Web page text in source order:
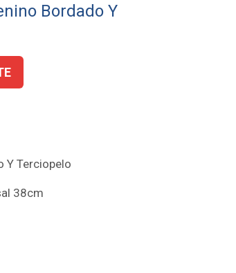
Bordado Y
Y Terciopelo
38cm